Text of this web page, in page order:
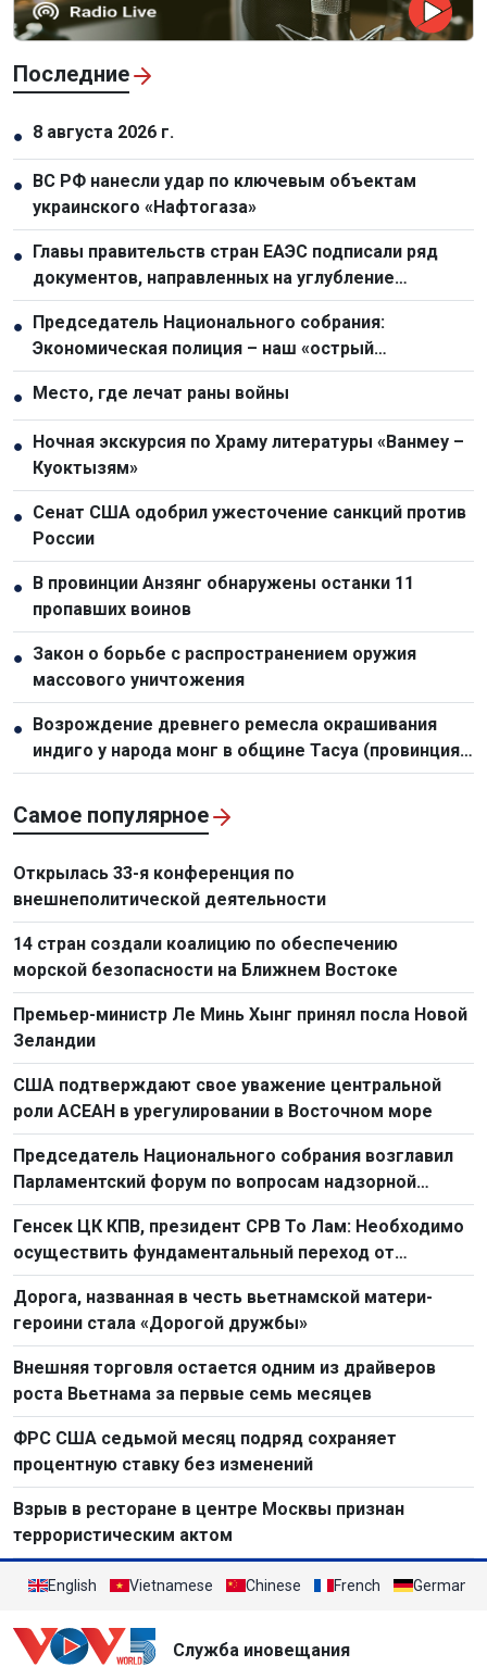
Последние
● 8 августа 2026 г.
● ВС РФ нанесли удар по ключевым объектам
украинского «Нафтогаза»
● Главы правительств стран ЕАЭС подписали ряд
документов, направленных на углубление
интеграции
● Председатель Национального собрания:
Экономическая полиция – наш «острый
драгоценный меч» в борьбе с преступностью
● Место, где лечат раны войны
● Ночная экскурсия по Храму литературы «Ванмеу –
Куоктызям»
● Сенат США одобрил ужесточение санкций против
России
● В провинции Анзянг обнаружены останки 11
пропавших воинов
● Закон о борьбе с распространением оружия
массового уничтожения
● Возрождение древнего ремесла окрашивания
индиго у народа монг в общине Тасуа (провинция
Шонла)
Самое популярное
Открылась 33-я конференция по
внешнеполитической деятельности
14 стран создали коалицию по обеспечению
морской безопасности на Ближнем Востоке
Премьер-министр Ле Минь Хынг принял посла Новой
Зеландии
США подтверждают свое уважение центральной
роли АСЕАН в урегулировании в Восточном море
Председатель Национального собрания возглавил
Парламентский форум по вопросам надзорной
деятельности 2026 г.
Генсек ЦК КПВ, президент СРВ То Лам: Необходимо
осуществить фундаментальный переход от
простого труда к созидательному труду
Дорога, названная в честь вьетнамской матери-
героини стала «Дорогой дружбы»
Внешняя торговля остается одним из драйверов
роста Вьетнама за первые семь месяцев
ФРС США седьмой месяц подряд сохраняет
процентную ставку без изменений
Взрыв в ресторане в центре Москвы признан
террористическим актом
English Vietnamese Chinese French German
Служба иновещания